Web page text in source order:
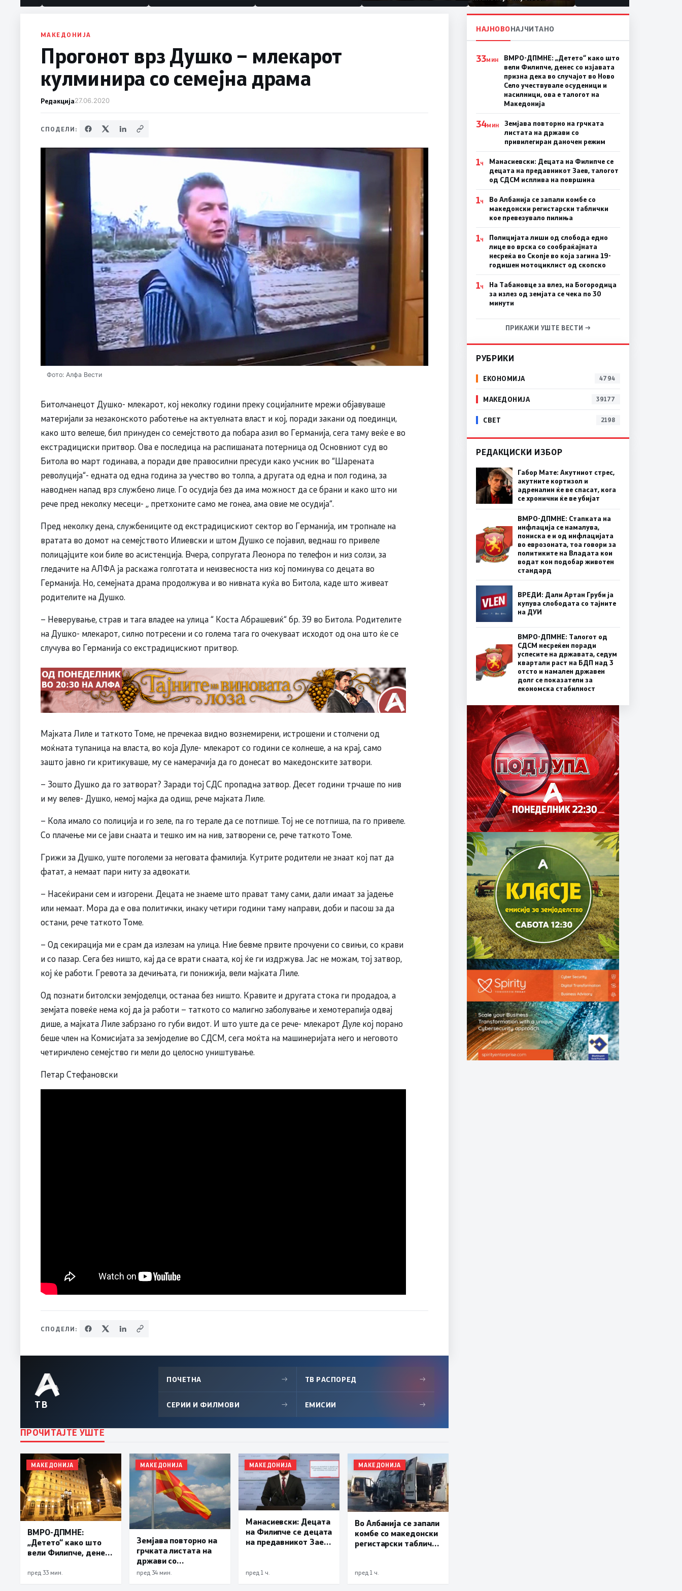
половина тунел во слепа
првачиња помалку
МАКЕДОНИЈА
Прогонот врз Душко – млекарот
кулминира со семејна драма
Редакција27.06.2020
СПОДЕЛИ:
Фото: Алфа Вести
Битолчанецот Душко- млекарот, кој неколку години преку социјалните мрежи објавуваше
материјали за незаконското работење на актуелната власт и кој, поради закани од поединци,
како што велеше, бил принуден со семејството да побара азил во Германија, сега таму веќе е во
екстрадициски притвор. Ова е последица на распишаната потерница од Основниот суд во
Битола во март годинава, а поради две правосилни пресуди како учсник во “Шарената
револуција“- едната од една година за учество во толпа, а другата од една и пол година, за
наводнен напад врз службено лице. Го осудија без да има можност да се брани и како што ни
рече пред неколку месеци- ,, претхоните само ме гонеа, ама овие ме осудија“.
Пред неколку дена, службениците од екстрадицискиот сектор во Германија, им тропнале на
вратата во домот на семејството Илиевски и штом Душко се појавил, веднаш го привеле
полицајците кои биле во асистенција. Вчера, сопругата Леонора по телефон и низ солзи, за
гледачите на АЛФА ја раскажа голготата и неизвесноста низ кој поминува со децата во
Германија. Но, семејната драма продолжува и во нивната куќа во Битола, каде што живеат
родителите на Душко.
– Неверување, страв и тага владее на улица “ Коста Абрашевиќ“ бр. 39 во Битола. Родителите
на Душко- млекарот, силно потресени и со голема тага го очекуваат исходот од она што ќе се
случува во Германија со екстрадицискиот притвор.
Мајката Лиле и таткото Томе, не пречекаа видно вознемирени, истрошени и столчени од
моќната тупаница на власта, во која Дуле- млекарот со години се колнеше, а на крај, само
зашто јавно ги критикуваше, му се намерачија да го донесат во македонските затвори.
– Зошто Душко да го затворат? Заради тој СДС пропадна затвор. Десет години трчаше по нив
и му велев- Душко, немој мајка да одиш, рече мајката Лиле.
– Кола имало со полиција и го зеле, па го терале да се потпише. Тој не се потпиша, па го привеле.
Со плачење ми се јави снаата и тешко им на нив, затворени се, рече таткото Томе.
Грижи за Душко, уште поголеми за неговата фамилија. Кутрите родители не знаат кој пат да
фатат, а немаат пари ниту за адвокати.
– Насеќирани сем и изгорени. Децата не знаеме што прават таму сами, дали имаат за јадење
или немаат. Мора да е ова политички, инаку четири години таму направи, доби и пасош за да
остани, рече таткото Томе.
– Од секирација ми е срам да излезам на улица. Ние бевме првите прочуени со свињи, со крави
и со пазар. Сега без ништо, кај да се врати снаата, кој ќе ги издржува. Јас не можам, тој затвор,
кој ќе работи. Гревота за дечињата, ги понижија, вели мајката Лиле.
Од познати битолски земјоделци, останаа без ништо. Кравите и другата стока ги продадоа, а
земјата повеќе нема кој да ја работи – таткото со малигно заболување и хемотерапија одвај
дише, а мајката Лиле забрзано го губи видот. И што уште да се рече- млекарот Дуле кој порано
беше член на Комисијата за земјоделие во СДСМ, сега моќта на машинеријата него и неговото
четиричлено семејство ги мели до целосно уништување.
Петар Стефановски
СПОДЕЛИ:
ТВ
ПОЧЕТНА → ТВ РАСПОРЕД →
СЕРИИ И ФИЛМОВИ → ЕМИСИИ →
ПРОЧИТАЈТЕ УШТЕ
МАКЕДОНИЈА
ВМРО-ДПМНЕ:
„Детето“ како што
вели Филипче, денес
дека во случајот во
пред 33 мин.
МАКЕДОНИЈА
Земјава повторно на
грчката листата на
држави со
привилегиран
пред 34 мин.
МАКЕДОНИЈА
Манасиевски: Децата
на Филипче се децата
на предавникот Заев,
пред 1 ч.
МАКЕДОНИЈА
Во Албанија се запали
комбе со македонски
регистарски таблички
пред 1 ч.
НАЈНОВОНАЈЧИТАНО
33МИН
ВМРО-ДПМНЕ: „Детето“ како што
вели Филипче, денес со изјавата
призна дека во случајот во Ново
Село учествувале осуденици и
насилници, ова е талогот на
Македонија
34МИН
Земјава повторно на грчката
листата на држави со
привилегиран даночен режим
1Ч
Манасиевски: Децата на Филипче се
децата на предавникот Заев, талогот
од СДСМ исплива на површина
1Ч
Во Албанија се запали комбе со
македонски регистарски таблички
кое превезувало пилиња
1Ч
Полицијата лиши од слобода едно
лице во врска со сообраќајната
несреќа во Скопје во која загина 19-
годишен мотоциклист од скопско
1Ч
На Табановце за влез, на Богородица
за излез од земјата се чека по 30
минути
ПРИКАЖИ УШТЕ ВЕСТИ →
РУБРИКИ
ЕКОНОМИЈА 4794
МАКЕДОНИЈА 39177
СВЕТ 2198
РЕДАКЦИСКИ ИЗБОР
Габор Мате: Акутниот стрес,
акутните кортизол и
адреналин ќе ве спасат, кога
се хронични ќе ве убијат
ВМРО-ДПМНЕ: Стапката на
инфлација се намалува,
пониска е и од инфлацијата
во еврозоната, тоа говори за
политиките на Владата кои
водат кон подобар животен
стандард
ВРЕДИ: Дали Артан Груби ја
купува слободата со тајните
на ДУИ
ВМРО-ДПМНЕ: Талогот од
СДСМ несреќен поради
успесите на државата, седум
квартали раст на БДП над 3
отсто и намален државен
долг се показатели за
економска стабилност